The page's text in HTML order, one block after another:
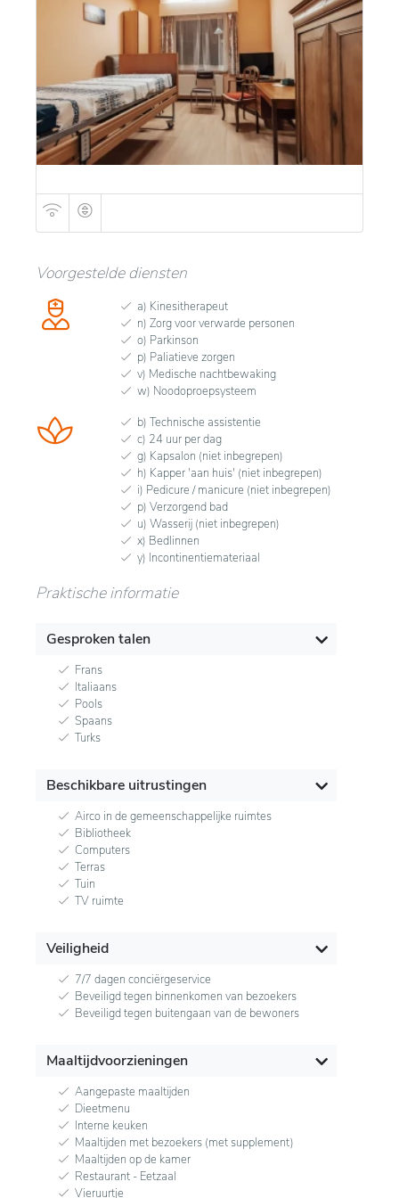
personeel zorgt voor persoonlijke medische en
menselijke ondersteuning, die aansluit bij de
specifieke behoeften van elke individuele bewoner.
Voorgestelde diensten
a) Kinesitherapeut
n) Zorg voor verwarde personen
o) Parkinson
p) Paliatieve zorgen
v) Medische nachtbewaking
w) Noodoproepsysteem
b) Technische assistentie
c) 24 uur per dag
g) Kapsalon (niet inbegrepen)
h) Kapper 'aan huis' (niet inbegrepen)
i) Pedicure / manicure (niet inbegrepen)
p) Verzorgend bad
u) Wasserij (niet inbegrepen)
x) Bedlinnen
y) Incontinentiemateriaal
Praktische informatie
Gesproken talen
Frans
Italiaans
Pools
Spaans
Turks
Beschikbare uitrustingen
Airco in de gemeenschappelijke ruimtes
Bibliotheek
Computers
Terras
Tuin
TV ruimte
Veiligheid
7/7 dagen conciërgeservice
Beveiligd tegen binnenkomen van bezoekers
Beveiligd tegen buitengaan van de bewoners
Maaltijdvoorzieningen
Aangepaste maaltijden
Dieetmenu
Interne keuken
Maaltijden met bezoekers (met supplement)
Maaltijden op de kamer
Restaurant - Eetzaal
Vieruurtje